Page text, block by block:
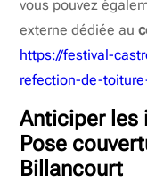
vous pouvez
externe dédiée au
https://festival-
refection-de-
Anticiper les
Pose
Billancourt